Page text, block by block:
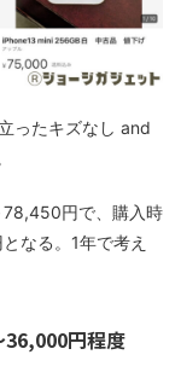
ったキズなし and
円で、購入時
なる。1年で考え
円程度